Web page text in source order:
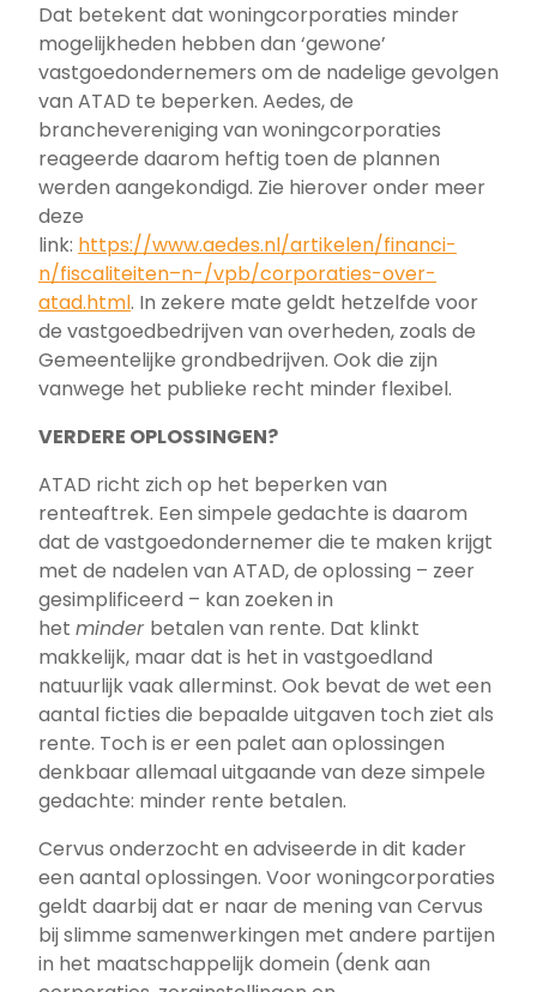
Dat betekent dat woningcorporaties minder
mogelijkheden hebben dan ‘gewone’
vastgoedondernemers om de nadelige gevolgen
van ATAD te beperken. Aedes, de
branchevereniging van woningcorporaties
reageerde daarom heftig toen de plannen
werden aangekondigd. Zie hierover onder meer
deze
link: https://www.aedes.nl/artikelen/financi-
n/fiscaliteiten–n-/vpb/corporaties-over-
atad.html. In zekere mate geldt hetzelfde voor
de vastgoedbedrijven van overheden, zoals de
Gemeentelijke grondbedrijven. Ook die zijn
vanwege het publieke recht minder flexibel.
VERDERE OPLOSSINGEN?
ATAD richt zich op het beperken van
renteaftrek. Een simpele gedachte is daarom
dat de vastgoedondernemer die te maken krijgt
met de nadelen van ATAD, de oplossing – zeer
gesimplificeerd – kan zoeken in
het minder betalen van rente. Dat klinkt
makkelijk, maar dat is het in vastgoedland
natuurlijk vaak allerminst. Ook bevat de wet een
aantal ficties die bepaalde uitgaven toch ziet als
rente. Toch is er een palet aan oplossingen
denkbaar allemaal uitgaande van deze simpele
gedachte: minder rente betalen.
Cervus onderzocht en adviseerde in dit kader
een aantal oplossingen. Voor woningcorporaties
geldt daarbij dat er naar de mening van Cervus
bij slimme samenwerkingen met andere partijen
in het maatschappelijk domein (denk aan